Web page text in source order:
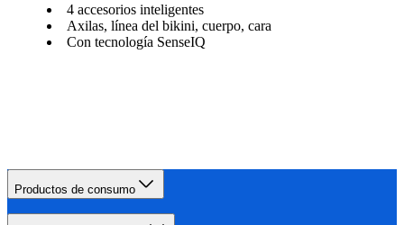
4 accesorios inteligentes
Axilas, línea del bikini, cuerpo, cara
Con tecnología SenseIQ
Productos de consumo